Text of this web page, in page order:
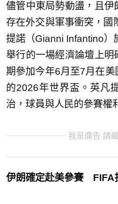
儘管中東局勢動盪，且伊
存在外交與軍事衝突，國
提諾（Gianni Infantino）
舉行的一場經濟論壇上明
期參加今年6月至7月在
的2026年世界盃。英凡
治，球員與人民的參賽權
我是廣告 請
伊朗確定赴美參賽 FIFA